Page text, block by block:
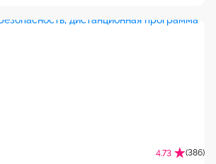
4.73 (386)